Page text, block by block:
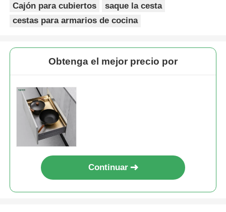
Cajón para cubiertos
saque la cesta
cestas para armarios de cocina
Obtenga el mejor precio por
Continuar